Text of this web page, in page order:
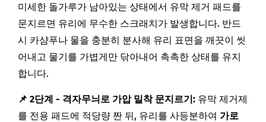
미세한 돌가루가 남아있는 상태에서 유막 제거 패드를
문지르면 유리에 무수한 스크래치가 발생합니다. 반드
시 카샴푸나 물을 충분히 분사해 유리 표면을 깨끗이 씻
어내고 물기를 가볍게만 닦아내어 촉촉한 상태를 유지
합니다.
📌 2단계 - 격자무늬로 가압 밀착 문지르기: 유막 제거제
를 전용 패드에 적당량 짠 뒤, 유리를 사등분하여 가로